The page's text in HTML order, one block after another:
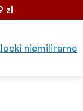
zł
niemilitarne